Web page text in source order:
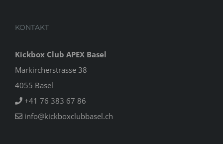
KONTAKT
Kickbox Club APEX Basel
Markircherstrasse 38
4055 Basel
+41 76 383 67 86
info@kickboxclubbasel.ch